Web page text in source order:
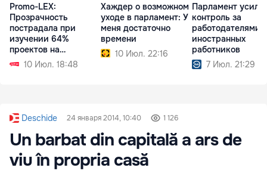
Promo-LEX:
Прозрачность
пострадала при
изучении 64%
проектов на
заседании
парламента
10 Июл. 18:48
Хаждер о возможном
уходе в парламент: У
меня достаточно
времени
10 Июл. 22:16
Парламент
контроль за
работодателями
иностранных
работников
7 Июл. 21:29
Deschide 24 января 2014, 10:40 1 126
Un barbat din capitală a ars de
viu în propria casă